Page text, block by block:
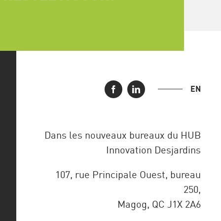
EN
Dans les nouveaux bureaux du HUB
Innovation Desjardins
107, rue Principale Ouest, bureau
250,
Magog, QC J1X 2A6